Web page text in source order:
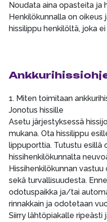
Noudata aina opasteita ja
Henkilökunnalla on oikeus
hissilippu henkilöltä, joka
1. Miten toimitaan
Jonotus hissille
Asetu järjestyksessä
mukana. Ota hissilippu
lippuporttia. Tutustu esillä
hissihenkilökunnalta
Hissihenkilökunnan
sekä turvallisuudesta.
odotuspaikka ja/tai
rinnakkain ja odotetaan
Siirry lähtöpiakalle ripeästi